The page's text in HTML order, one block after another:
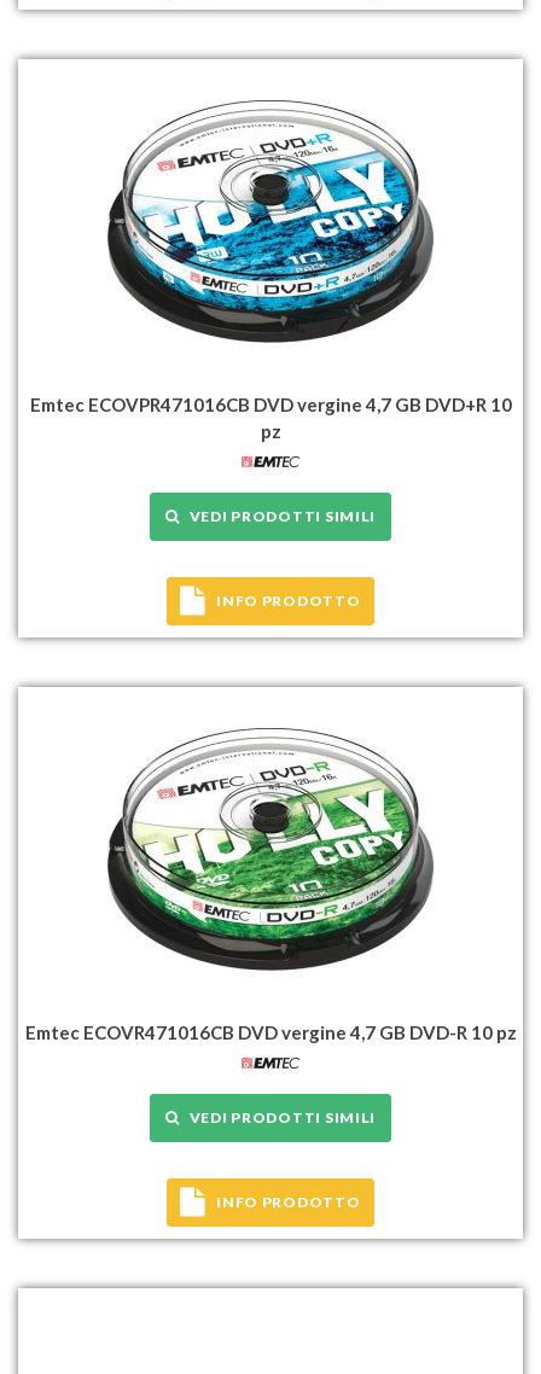
Emtec ECOVPR471016CB DVD vergine 4,7 GB DVD+R 10
pz
VEDI PRODOTTI SIMILI
INFO PRODOTTO
Emtec ECOVR471016CB DVD vergine 4,7 GB DVD-R 10 pz
VEDI PRODOTTI SIMILI
INFO PRODOTTO